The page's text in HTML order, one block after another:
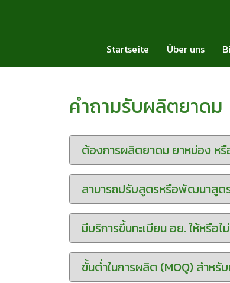
Startseite Über uns
คำถามรับผลิตยาดม
ต้องการผลิตยาดม ยาหม่อง ห
สามารถปรับสูตรหรือพัฒนาสูต
มีบริการขึ้นทะเบียน อย. ให้หรือไ
ขั้นต่ำในการผลิต (MOQ) สำหรั